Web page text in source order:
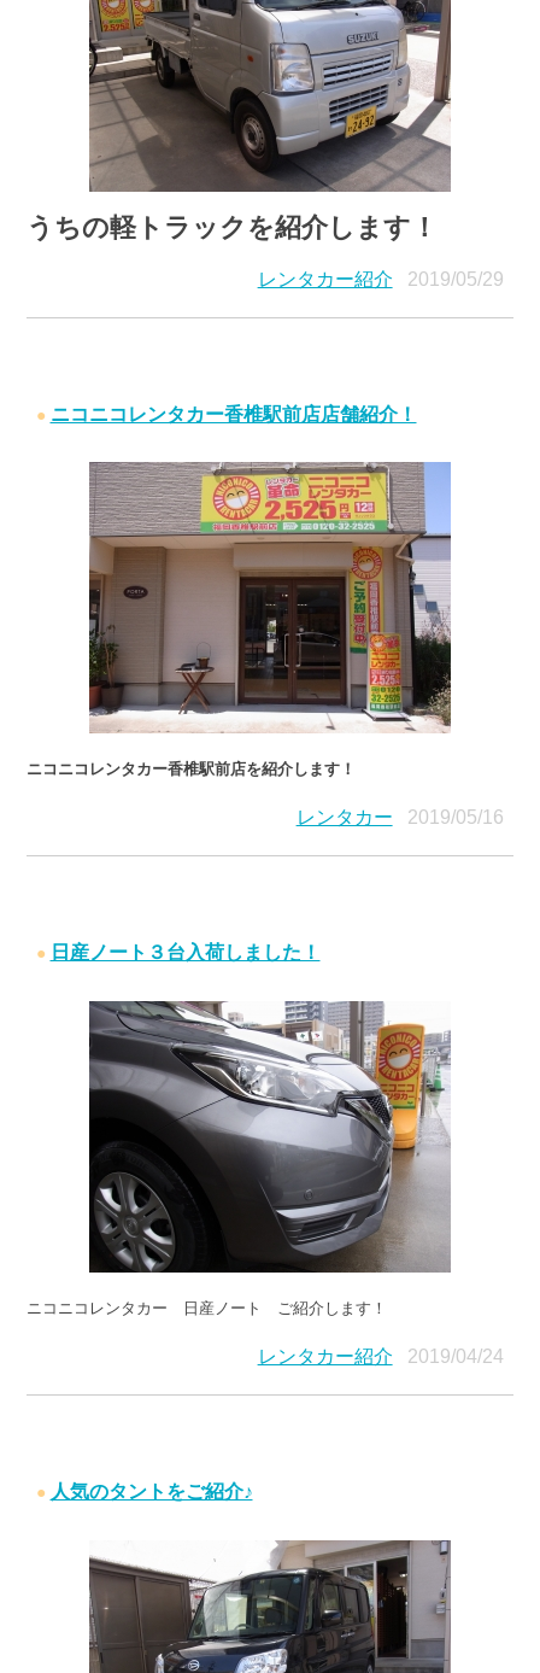
うちの軽トラックを紹介します！
レンタカー紹介 2019/05/29
ニコニコレンタカー香椎駅前店店舗紹介！
ニコニコレンタカー香椎駅前店を紹介します！
レンタカー 2019/05/16
日産ノート３台入荷しました！
ニコニコレンタカー 日産ノート ご紹介します！
レンタカー紹介 2019/04/24
人気のタントをご紹介♪